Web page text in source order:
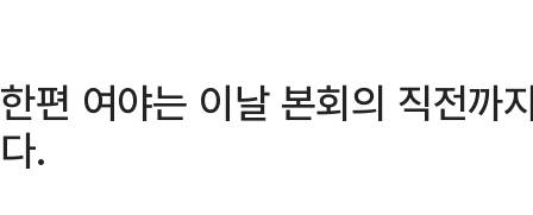
한편 여야는 이날 본회의 직전까
다.